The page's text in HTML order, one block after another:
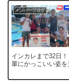
メンバーブログ
インカレまで32日
輩にかっこいい姿